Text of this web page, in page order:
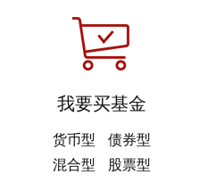
我要买基金
货币型
债券型
混合型
股票型